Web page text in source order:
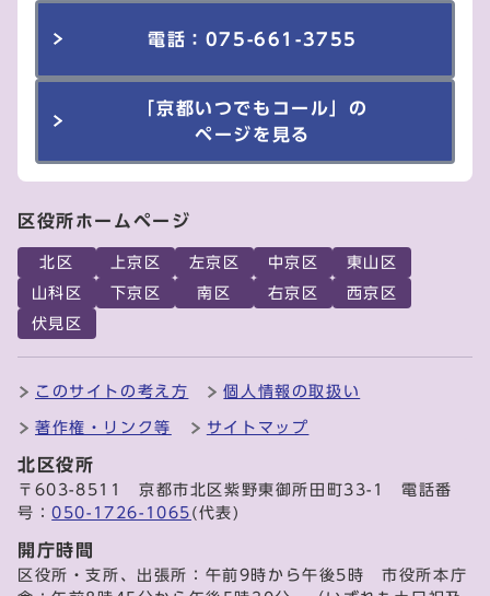
電話：075-661-3755
「京都いつでもコール」の
ページを見る
区役所ホームページ
北区 上京区 左京区 中京区
東山区
山科区
下京区 南区 右京区
西京区
伏見区
このサイトの考え方 個人情報の取扱い
著作権・リンク等 サイトマップ
北区役所
〒603-8511 京都市北区紫野東御所田町33-1 電話番
号：050-1726-1065 (代表)
開庁時間
区役所・支所、出張所：午前9時から午後5時 市役所本庁